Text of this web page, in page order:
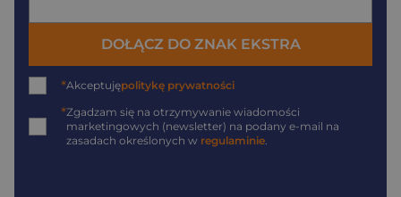
DOŁĄCZ DO ZNAK EKSTRA
*Akceptujępolitykę prywatności
*Zgadzam się na otrzymywanie wiadomości
marketingowych (newsletter) na podany e-mail na
zasadach określonych w regulaminie.